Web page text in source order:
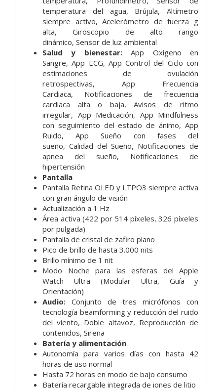
temperatura del agua, Brújula, Altímetro
siempre activo,Acelerómetro de fuerza g
alta,Giroscopio de alto rango
dinámico, Sensor de luz ambiental
Salud y bienestar:
App Oxígeno en
Sangre,App ECG, App Control del Ciclo con
estimaciones de ovulación
retrospectivas, App Frecuencia
Cardiaca, Notificaciones de frecuencia
cardiaca alta o baja, Avisos de ritmo
irregular, App Medicación, App Mindfulness
con seguimiento del estado de ánimo, App
Ruido,App Sueño con fases del
sueño, Calidad del Sueño, Notificaciones de
apnea del sueño, Notificaciones de
hipertensión
Pantalla
Pantalla Retina OLED y LTPO3 siempre activa
con gran ángulo de visión
Actualización a 1 Hz
Área activa (422 por 514 píxeles, 326 píxeles
por pulgada)
Pantalla de cristal de zafiro plano
Pico de brillo de hasta 3.000 nits
Brillo mínimo de 1 nit
Modo Noche para las esferas del Apple
Watch Ultra (Modular Ultra, Guía y
Orientación)
Audio: Conjunto de tres micrófonos con
tecnología beamforming y reducción del ruido
del viento, Doble altavoz, Reproducción de
contenidos, Sirena
Batería y alimentación
Autonomía para varios días con hasta 42
horas de uso normal
Hasta 72 horas en modo de bajo consumo
Batería recargable integrada de iones de litio